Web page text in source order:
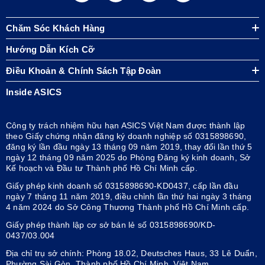
Chăm Sóc Khách Hàng
Hướng Dẫn Kích Cỡ
Điều Khoản & Chính Sách Tập Đoàn
Inside ASICS
Công ty trách nhiệm hữu hạn ASICS Việt Nam được thành lập
theo Giấy chứng nhận đăng ký doanh nghiệp số 0315898690,
đăng ký lần đầu ngày 13 tháng 09 năm 2019, thay đổi lần thứ 5
ngày 12 tháng 09 năm 2025 do Phòng Đăng ký kinh doanh, Sở
Kế hoạch và Đầu tư Thành phố Hồ Chí Minh cấp.
Giấy phép kinh doanh số 0315898690-KD0437, cấp lần đầu
ngày 7 tháng 11 năm 2019, điều chỉnh lần thứ hai ngày 3 tháng
4 năm 2024 do Sở Công Thương Thành phố Hồ Chí Minh cấp.
Giấy phép thành lập cơ sở bán lẻ số 0315898690/KD-
0437/03.004
Địa chỉ trụ sở chính: Phòng 18.02, Deutsches Haus, 33 Lê Duẩn,